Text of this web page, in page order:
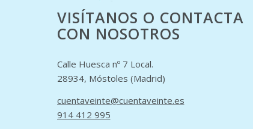
VISÍTANOS O CONTACTA
CON NOSOTROS
Calle Huesca nº 7 Local.
28934, Móstoles (Madrid)
cuentaveinte@cuentaveinte.es
914 412 995